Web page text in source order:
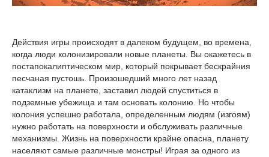
Действия игры происходят в далеком будущем, во времена,
когда люди колонизировали новые планеты. Вы окажетесь в
постапокалиптическом мир, который покрывает бескрайния
песчаная пустошь. Произошедший много лет назад
катаклизм на планете, заставил людей спуститься в
подземные убежища и там основать колонию. Но чтобы
колония успешно работала, определенным людям (изгоям)
нужно работать на поверхности и обслуживать различные
механизмы. Жизнь на поверхности крайне опасна, планету
населяют самые различные монстры! Играя за одного из